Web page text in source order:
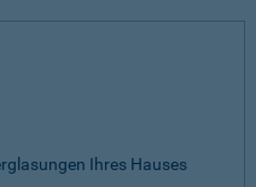
Ihres Hauses